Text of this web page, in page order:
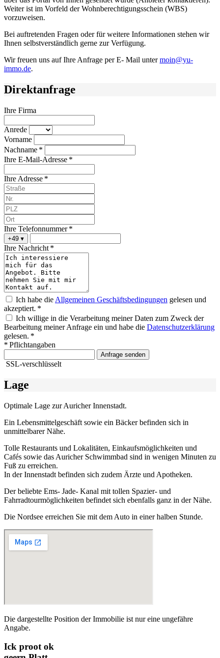
Weiter ist im Vorfeld der Wohnberechtigungsschein (WBS)
vorzuweisen.
Bei auftretenden Fragen oder für weitere Informationen stehen wir
Ihnen selbstverständlich gerne zur Verfügung.
Wir freuen uns auf Ihre Anfrage per E- Mail untermoin@yu-
immo.de.
Direktanfrage
Ihre Firma
Anrede
Vorname
Nachname *
Ihre E-Mail-Adresse *
Ihre Adresse *
Ihre Telefonnummer *
+49 ▾
Ihre Nachricht *
Ich habe die Allgemeinen Geschäftsbedingungen gelesen und
akzeptiert. *
Ich willige in die Verarbeitung meiner Daten zum Zweck der
Bearbeitung meiner Anfrage ein und habe die Datenschutzerklärung
gelesen. *
* Pflichtangaben
Anfrage senden
SSL-verschlüsselt
Lage
Optimale Lage zur Auricher Innenstadt.
Ein Lebensmittelgeschäft sowie ein Bäcker befinden sich in
unmittelbarer Nähe.
Tolle Restaurants und Lokalitäten, Einkaufsmöglichkeiten und
Cafés sowie das Auricher Schwimmbad sind in wenigen Minuten zu
Fuß zu erreichen.
In der Innenstadt befinden sich zudem Ärzte und Apotheken.
Der beliebte Ems- Jade- Kanal mit tollen Spazier- und
Fahrradtourmöglichkeiten befindet sich ebenfalls ganz in der Nähe.
Die Nordsee erreichen Sie mit dem Auto in einer halben Stunde.
Die dargestellte Position der Immobilie ist nur eine ungefähre
Angabe.
Ick proot ok